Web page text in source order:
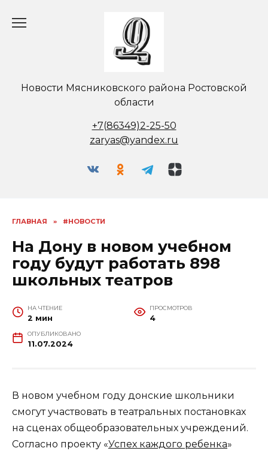
Новости Мясниковского района Ростовской
области
+7(86349)2-25-50
zaryas@yandex.ru
ГЛАВНАЯ » #НОВОСТИ
На Дону в новом учебном
году будут работать 898
школьных театров
НА ЧТЕНИЕ
2 мин
ПРОСМОТРОВ
4
ОПУБЛИКОВАНО
11.07.2024
В новом учебном году донские школьники
смогут участвовать в театральных постановках
на сценах общеобразовательных учреждений.
Согласно проекту «Успех каждого ребенка»